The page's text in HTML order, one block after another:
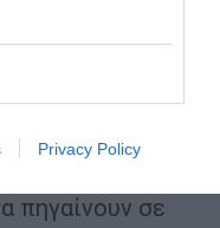
Privacy Policy
που
σταθερά στην
πραγματικών
πηγαίνουν σε